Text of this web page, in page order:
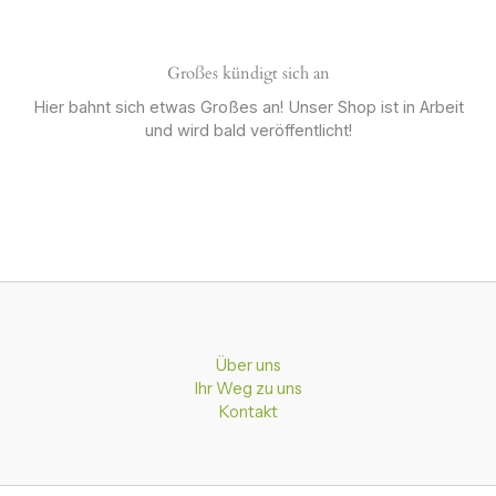
Großes kündigt sich an
Hier bahnt sich etwas Großes an! Unser Shop ist in Arbeit
und wird bald veröffentlicht!
Über uns
Ihr Weg zu uns
Kontakt